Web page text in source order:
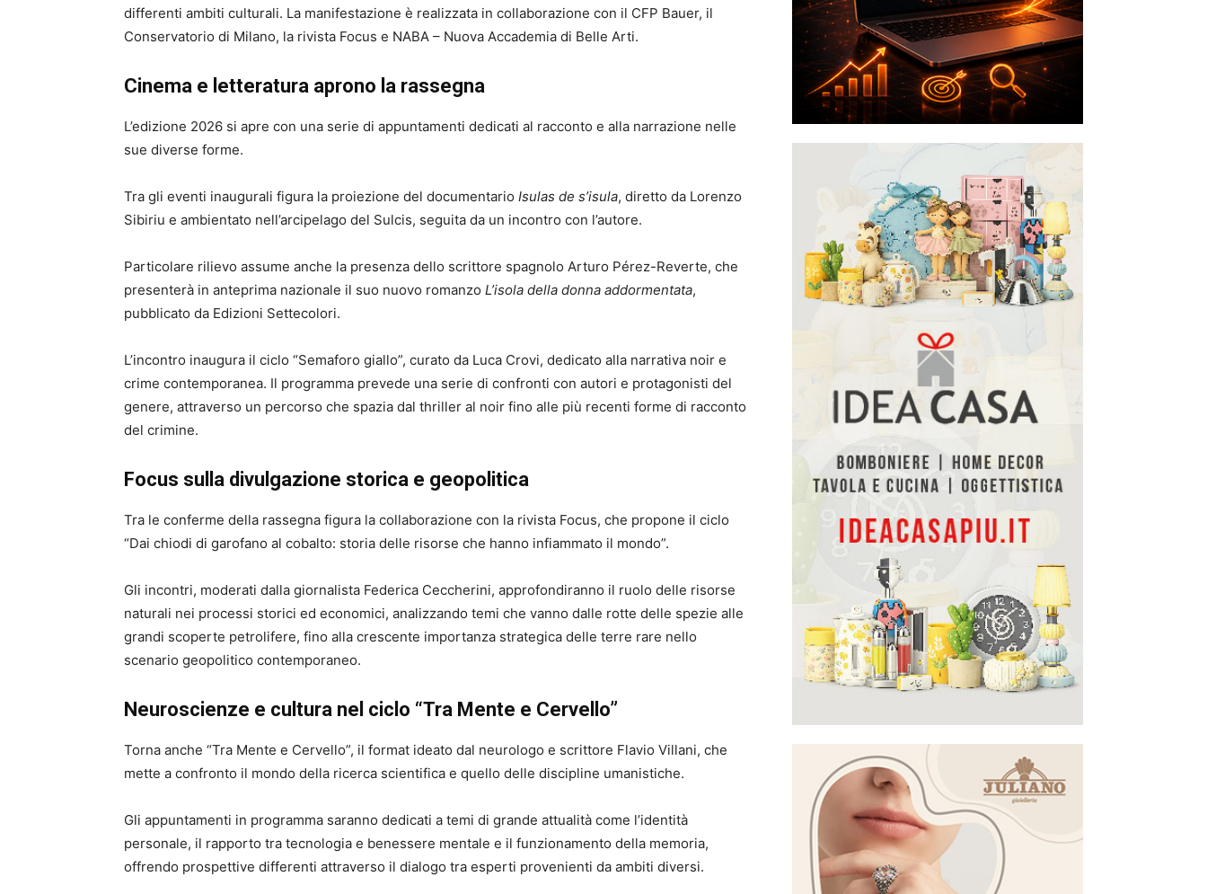
differenti ambiti culturali. La manifestazione è realizzata in collaborazione con il CFP Bauer, il
Conservatorio di Milano, la rivista Focus e NABA – Nuova Accademia di Belle Arti.
Cinema e letteratura aprono la rassegna
L’edizione 2026 si apre con una serie di appuntamenti dedicati al racconto e alla narrazione nelle
sue diverse forme.
Tra gli eventi inaugurali figura la proiezione del documentario Isulas de s’isula, diretto da Lorenzo
Sibiriu e ambientato nell’arcipelago del Sulcis, seguita da un incontro con l’autore.
Particolare rilievo assume anche la presenza dello scrittore spagnolo Arturo Pérez-Reverte, che
presenterà in anteprima nazionale il suo nuovo romanzo L’isola della donna addormentata,
pubblicato da Edizioni Settecolori.
L’incontro inaugura il ciclo “Semaforo giallo”, curato da Luca Crovi, dedicato alla narrativa noir e
crime contemporanea. Il programma prevede una serie di confronti con autori e protagonisti del
genere, attraverso un percorso che spazia dal thriller al noir fino alle più recenti forme di racconto
del crimine.
Focus sulla divulgazione storica e geopolitica
Tra le conferme della rassegna figura la collaborazione con la rivista Focus, che propone il ciclo
“Dai chiodi di garofano al cobalto: storia delle risorse che hanno infiammato il mondo”.
Gli incontri, moderati dalla giornalista Federica Ceccherini, approfondiranno il ruolo delle risorse
naturali nei processi storici ed economici, analizzando temi che vanno dalle rotte delle spezie alle
grandi scoperte petrolifere, fino alla crescente importanza strategica delle terre rare nello
scenario geopolitico contemporaneo.
Neuroscienze e cultura nel ciclo “Tra Mente e Cervello”
Torna anche “Tra Mente e Cervello”, il format ideato dal neurologo e scrittore Flavio Villani, che
mette a confronto il mondo della ricerca scientifica e quello delle discipline umanistiche.
Gli appuntamenti in programma saranno dedicati a temi di grande attualità come l’identità
personale, il rapporto tra tecnologia e benessere mentale e il funzionamento della memoria,
offrendo prospettive differenti attraverso il dialogo tra esperti provenienti da ambiti diversi.